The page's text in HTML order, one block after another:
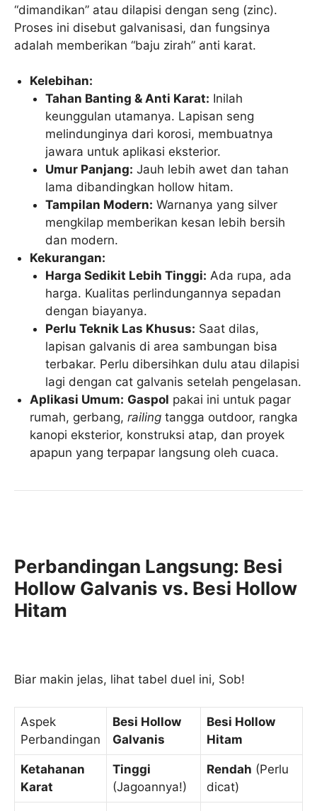
“dimandikan” atau dilapisi dengan seng (zinc).
Proses ini disebut galvanisasi, dan fungsinya
adalah memberikan “baju zirah” anti karat.
Kelebihan:
Tahan Banting & Anti Karat: Inilah
keunggulan utamanya. Lapisan seng
melindunginya dari korosi, membuatnya
jawara untuk aplikasi eksterior.
Umur Panjang: Jauh lebih awet dan tahan
lama dibandingkan hollow hitam.
Tampilan Modern: Warnanya yang silver
mengkilap memberikan kesan lebih bersih
dan modern.
Kekurangan:
Harga Sedikit Lebih Tinggi: Ada rupa, ada
harga. Kualitas perlindungannya sepadan
dengan biayanya.
Perlu Teknik Las Khusus: Saat dilas,
lapisan galvanis di area sambungan bisa
terbakar. Perlu dibersihkan dulu atau dilapisi
lagi dengan cat galvanis setelah pengelasan.
Aplikasi Umum: Gaspol pakai ini untuk pagar
rumah, gerbang,railing tangga outdoor, rangka
kanopi eksterior, konstruksi atap, dan proyek
apapun yang terpapar langsung oleh cuaca.
Perbandingan Langsung: Besi
Hollow Galvanis vs. Besi Hollow
Hitam
Biar makin jelas, lihat tabel duel ini, Sob!
Aspek
Perbandingan
Besi Hollow
Galvanis
Besi Hollow
Hitam
Ketahanan
Karat
Tinggi
(Jagoannya!)
Rendah (Perlu
dicat)